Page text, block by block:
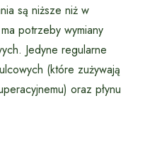
są niższe niż w
potrzeby wymiany
Jedyne regularne
(które zużywają
oraz płynu